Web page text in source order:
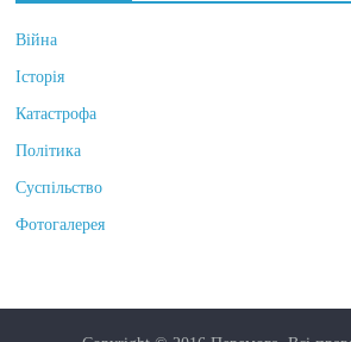
Війна
Історія
Катастрофа
Політика
Суспільство
Фотогалерея